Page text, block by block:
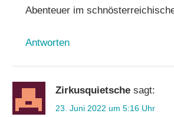
Abenteuer im
Antworten
Zirkusquietsche sagt:
23. Juni 2022 um 5:16 Uhr